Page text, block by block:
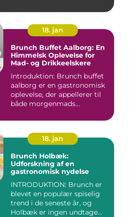
18. jan
Brunch Buffet Aalborg: En
Himmelsk Oplevelse for
Mad- og Drikkeelskere
Introduktion: Brunch buffet
aalborg er en gastronomisk
oplevelse, der appellerer til
både morgenmads...
18. jan
Brunch Holbæk:
Udforskning af en
gastronomisk nydelse
INTRODUKTION: Brunch er
blevet en populær spiselig
trend i de seneste år, og
Holbæk er ingen undtage...